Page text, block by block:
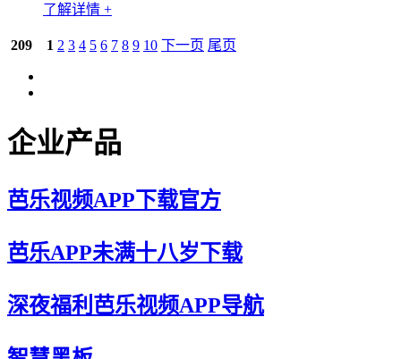
了解详情 +
209 1 2 3 4 5 6 7 8 9 10 下一页 尾页
企业产品
芭乐视频APP下载官方
芭乐APP未满十八岁下载
深夜福利芭乐视频APP导航